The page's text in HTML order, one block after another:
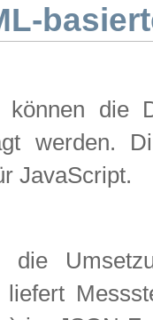
können die
werden.
JavaScript.
die
liefert